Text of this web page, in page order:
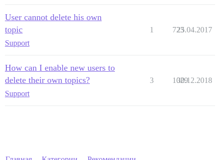
User cannot delete his own
topic
Support
1 723
25.04.2017
How can I enable new users to
delete their own topics?
Support
3 1029
30.12.2018